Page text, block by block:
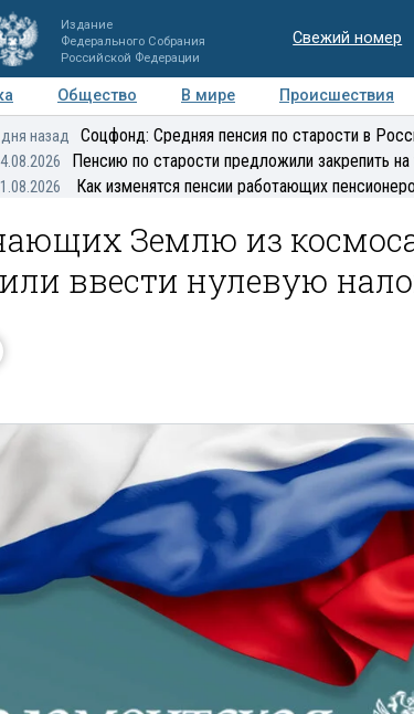
Издание
Федерального Собрания
Российской Федерации
Свежий номер
Общество В мире Происшествия
Мнения Регионы Медиацентр
назад Соцфонд: Средняя пенсия по старости в
Пенсию по старости предложили закрепить
Как изменятся пенсии работающих
Землю из
ввести нулевую